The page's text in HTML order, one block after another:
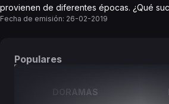
provienen de diferentes épocas. ¿Qué
Fecha de emisión: 26-02-2019
Populares
DORAMAS